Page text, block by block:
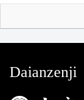
Daianzenji